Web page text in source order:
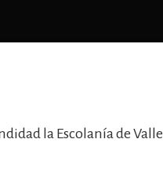
la Escolanía de Valle